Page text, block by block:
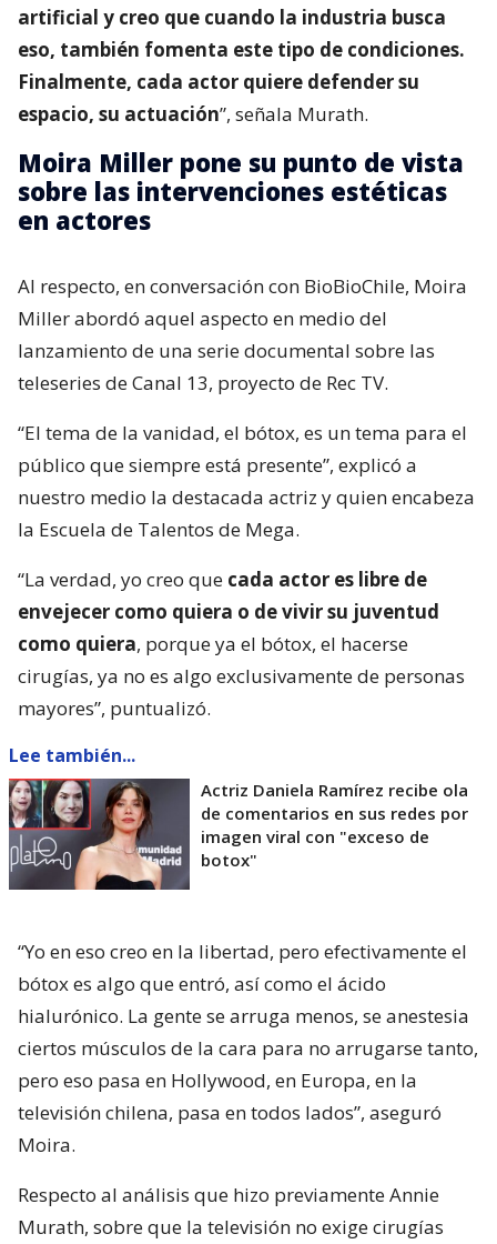
artificial y creo que cuando la industria busca
eso, también fomenta este tipo de condiciones.
Finalmente, cada actor quiere defender su
espacio, su actuación”, señala Murath.
Moira Miller pone su punto de vista
sobre las intervenciones estéticas
en actores
Al respecto, en conversación con BioBioChile, Moira
Miller abordó aquel aspecto en medio del
lanzamiento de una serie documental sobre las
teleseries de Canal 13, proyecto de Rec TV.
“El tema de la vanidad, el bótox, es un tema para el
público que siempre está presente”, explicó a
nuestro medio la destacada actriz y quien encabeza
la Escuela de Talentos de Mega.
“La verdad, yo creo que cada actor es libre de
envejecer como quiera o de vivir su juventud
como quiera, porque ya el bótox, el hacerse
cirugías, ya no es algo exclusivamente de personas
mayores”, puntualizó.
Lee también...
Actriz Daniela Ramírez recibe ola
de comentarios en sus redes por
imagen viral con "exceso de
botox"
“Yo en eso creo en la libertad, pero efectivamente el
bótox es algo que entró, así como el ácido
hialurónico. La gente se arruga menos, se anestesia
ciertos músculos de la cara para no arrugarse tanto,
pero eso pasa en Hollywood, en Europa, en la
televisión chilena, pasa en todos lados”, aseguró
Moira.
Respecto al análisis que hizo previamente Annie
Murath, sobre que la televisión no exige cirugías